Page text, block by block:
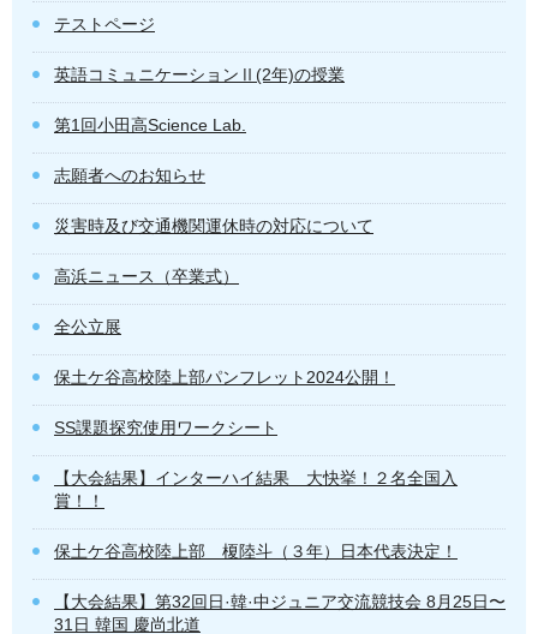
テストページ
英語コミュニケーションⅡ(2年)の授業
第1回小田高Science Lab.
志願者へのお知らせ
災害時及び交通機関運休時の対応について
高浜ニュース（卒業式）
全公立展
保土ケ谷高校陸上部パンフレット2024公開！
SS課題探究使用ワークシート
【大会結果】インターハイ結果 大快挙！２名全国入
賞！！
保土ケ谷高校陸上部 榎陸斗（３年）日本代表決定！
【大会結果】第32回日·韓·中ジュニア交流競技会 8月25日〜
31日 韓国 慶尚北道